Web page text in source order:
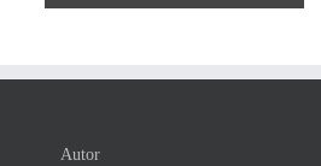
Autor